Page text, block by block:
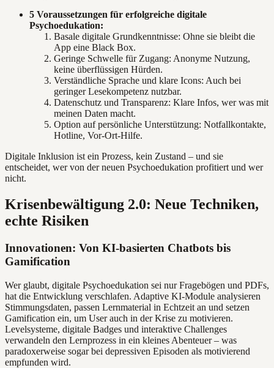
5 Voraussetzungen für erfolgreiche digitale
Psychoedukation:
Basale digitale Grundkenntnisse: Ohne sie bleibt die
App eine Black Box.
Geringe Schwelle für Zugang: Anonyme Nutzung,
keine überflüssigen Hürden.
Verständliche Sprache und klare Icons: Auch bei
geringer Lesekompetenz nutzbar.
Datenschutz und Transparenz: Klare Infos, wer was mit
meinen Daten macht.
Option auf persönliche Unterstützung: Notfallkontakte,
Hotline, Vor-Ort-Hilfe.
Digitale Inklusion ist ein Prozess, kein Zustand – und sie
entscheidet, wer von der neuen Psychoedukation profitiert und wer
nicht.
Krisenbewältigung 2.0: Neue Techniken,
echte Risiken
Innovationen: Von KI-basierten Chatbots bis
Gamification
Wer glaubt, digitale Psychoedukation sei nur Fragebögen und PDFs,
hat die Entwicklung verschlafen. Adaptive KI-Module analysieren
Stimmungsdaten, passen Lernmaterial in Echtzeit an und setzen
Gamification ein, um User auch in der Krise zu motivieren.
Levelsysteme, digitale Badges und interaktive Challenges
verwandeln den Lernprozess in ein kleines Abenteuer – was
paradoxerweise sogar bei depressiven Episoden als motivierend
empfunden wird.